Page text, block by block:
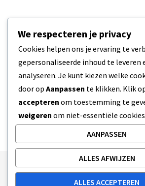
Publishing Principles
We respecteren je privacy
Cookies helpen ons je ervaring te
gepersonaliseerde inhoud te leveren
analyseren. Je kunt kiezen welke
door op Aanpassen te klikken. Klik
accepteren om toestemming te
weigeren om niet-essentiële
AANPASSEN
ALLES AFWIJZEN
ALLES ACCEPTEREN